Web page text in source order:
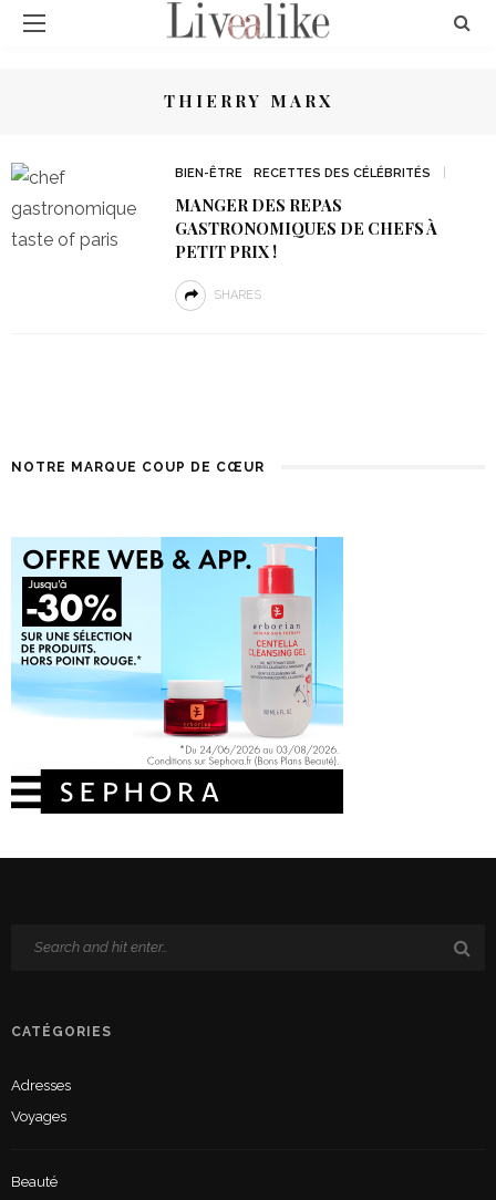
THIERRY MARX
BIEN-ÊTRE RECETTES DES CÉLÉBRITÉS
MANGER DES REPAS
GASTRONOMIQUES DE CHEFS À
PETIT PRIX !
SHARES
NOTRE MARQUE COUP DE CŒUR
CATÉGORIES
Adresses
Voyages
Beauté